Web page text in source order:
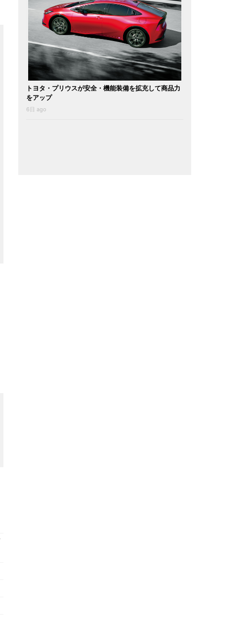
トヨタ・プリウスが安全・機能装備を拡充して商品力
をアップ
6日 ago